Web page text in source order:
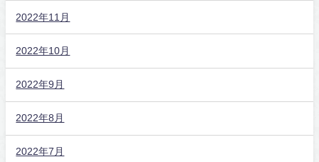
2022年11月
2022年10月
2022年9月
2022年8月
2022年7月